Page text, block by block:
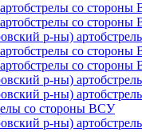
со
со
р-ны)
со
со
р-ны)
р-ны)
со стороны ВСУ
р-ны)